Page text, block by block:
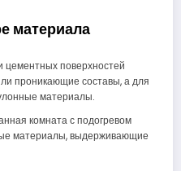
материала
цементных поверхностей
проникающие составы, а для
материалы.
комната с подогревом
материалы, выдерживающие